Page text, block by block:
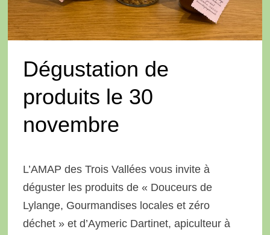
Dégustation de
produits le 30
novembre
L’AMAP des Trois Vallées vous invite à
déguster les produits de « Douceurs de
Lylange, Gourmandises locales et zéro
déchet » et d’Aymeric Dartinet, apiculteur à